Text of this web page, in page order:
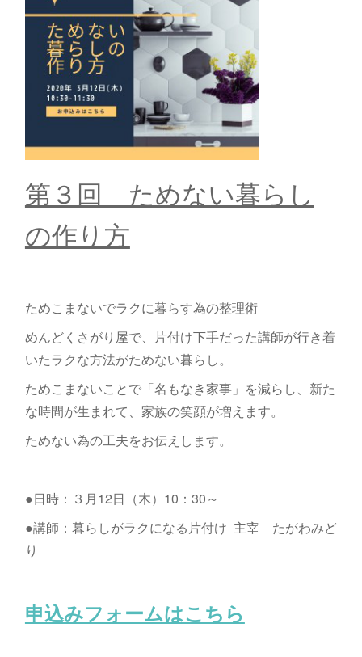
第３回 ためない暮らし
の作り方
ためこまないでラクに暮らす為の整理術
めんどくさがり屋で、片付け下手だった講師が行き着
いたラクな方法がためない暮らし。
ためこまないことで「名もなき家事」を減らし、新た
な時間が生まれて、家族の笑顔が増えます。
ためない為の工夫をお伝えします。
●日時：３月12日（木）10：30～
●講師：暮らしがラクになる片付け 主宰 たがわみど
り
申込みフォームはこちら